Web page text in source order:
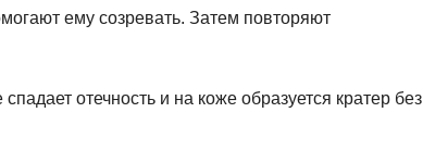
ему созревать. Затем повторяют
отечность и на коже образуется кратер без